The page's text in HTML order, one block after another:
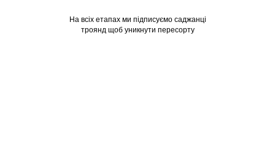
На всіх етапах ми підписуємо саджанці
троянд щоб уникнути пересорту